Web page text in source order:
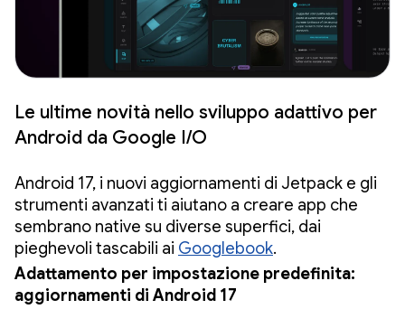
Le ultime novità nello sviluppo adattivo per
Android da Google I/O
Android 17, i nuovi aggiornamenti di Jetpack e gli
strumenti avanzati ti aiutano a creare app che
sembrano native su diverse superfici, dai
pieghevoli tascabili ai Googlebook.
Adattamento per impostazione predefinita:
aggiornamenti di Android 17